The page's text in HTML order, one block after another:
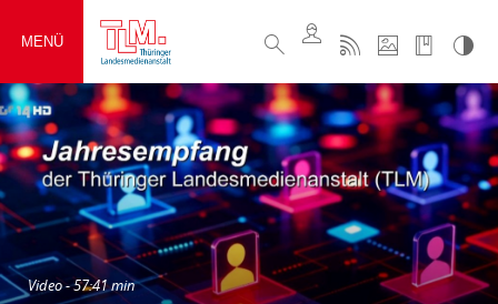
MENÜ
Video - 57:41 min